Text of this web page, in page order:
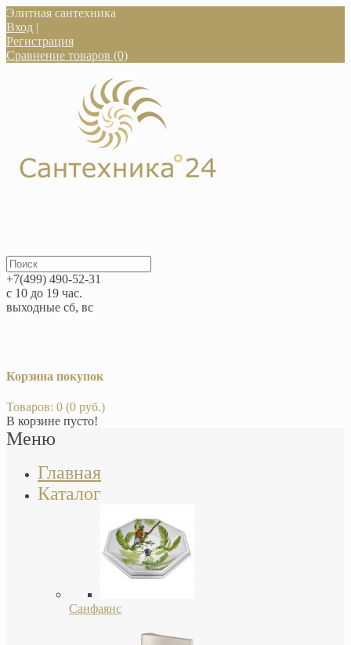
Элитная сантехника
Вход |
Регистрация
Сравнение товаров (0)
+7(499) 490-52-31
с 10 до 19 час.
выходные сб, вс
Корзина покупок
Товаров: 0 (0 руб.)
В корзине пусто!
Меню
Главная
Каталог
Санфаянс